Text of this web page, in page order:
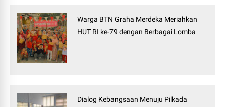
Warga BTN Graha Merdeka Meriahkan
HUT RI ke-79 dengan Berbagai Lomba
Dialog Kebangsaan Menuju Pilkada